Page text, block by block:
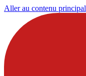
Aller au contenu principal